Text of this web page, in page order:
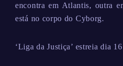
encontra em Atlantis, outra
está no corpo do Cyborg.
‘Liga da Justiça’ estreia dia